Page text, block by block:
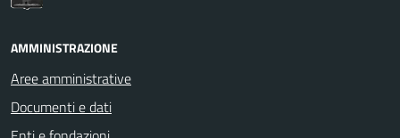
AMMINISTRAZIONE
Aree amministrative
Documenti e dati